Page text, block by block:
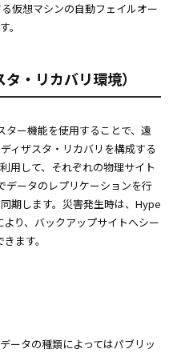
仮想マシンの自動フェイルオー
。
・リカバリ環境）
ター機能を使用することで、遠
ィザスタ・リカバリを構成する
用して、それぞれの物理サイト
データのレプリケーションを行
期します。災害発生時は、Hype
り、バックアップサイトへシー
ます。
ータの種類によってはパブリッ